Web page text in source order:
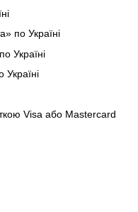
по Україні
Україні
Visa або Mastercard